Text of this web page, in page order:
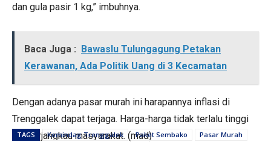
dan gula pasir 1 kg,” imbuhnya.
Baca Juga : Bawaslu Tulungagung Petakan
Kerawanan, Ada Politik Uang di 3 Kecamatan
Dengan adanya pasar murah ini harapannya inflasi di
Trenggalek dapat terjaga. Harga-harga tidak terlalu tinggi
dan terjangkau masyarakat. (mad)
TAGS Komindag Trenggalek Paket Sembako
Pasar Murah